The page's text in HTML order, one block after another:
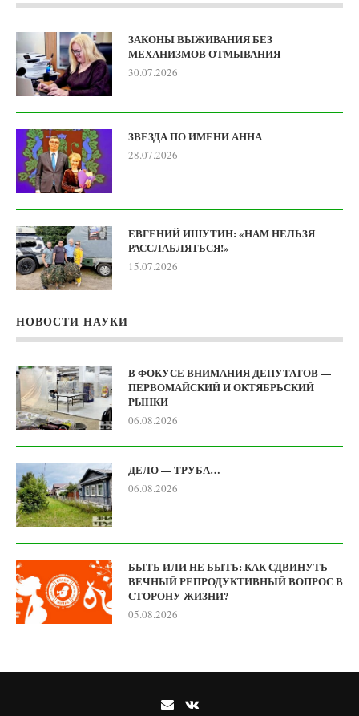
ЗАКОНЫ ВЫЖИВАНИЯ БЕЗ
МЕХАНИЗМОВ ОТМЫВАНИЯ
30.07.2026
ЗВЕЗДА ПО ИМЕНИ АННА
28.07.2026
ЕВГЕНИЙ ИШУТИН: «НАМ НЕЛЬЗЯ
РАССЛАБЛЯТЬСЯ!»
15.07.2026
НОВОСТИ НАУКИ
В ФОКУСЕ ВНИМАНИЯ ДЕПУТАТОВ —
ПЕРВОМАЙСКИЙ И ОКТЯБРЬСКИЙ
РЫНКИ
06.08.2026
ДЕЛО — ТРУБА…
06.08.2026
БЫТЬ ИЛИ НЕ БЫТЬ: КАК СДВИНУТЬ
ВЕЧНЫЙ РЕПРОДУКТИВНЫЙ ВОПРОС В
СТОРОНУ ЖИЗНИ?
05.08.2026